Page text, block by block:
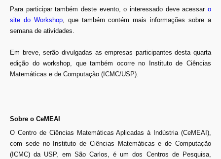
Para participar também deste evento, o interessado deve acessar o
site do Workshop, que também contém mais informações sobre a
semana de atividades.
Em breve, serão divulgadas as empresas participantes desta quarta
edição do workshop, que também ocorre no Instituto de Ciências
Matemáticas e de Computação (ICMC/USP).
Sobre o CeMEAI
O Centro de Ciências Matemáticas Aplicadas à Indústria (CeMEAI),
com sede no Instituto de Ciências Matemáticas e de Computação
(ICMC) da USP, em São Carlos, é um dos Centros de Pesquisa,